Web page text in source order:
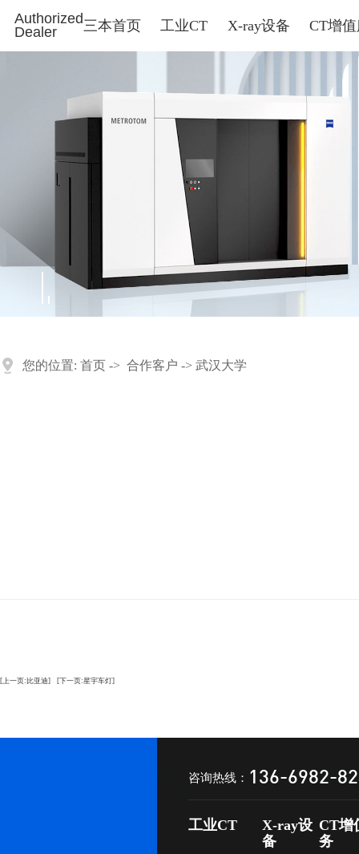
Authorized
Dealer
三本首页 工业CT X-ray设备 CT增
您的位置: 首页 -> 合作客户 -> 武汉大学
[上一页:比亚迪] [下一页:星宇车灯]
咨询热线： 136-6982-
工业CT
X-ray设
备
CT增
务